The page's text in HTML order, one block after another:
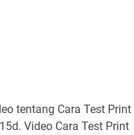
tentang Cara Test Print
Video Cara Test Print